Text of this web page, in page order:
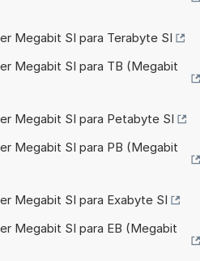
Megabit SI para Terabyte SI
Megabit SI para TB (Megabit
Megabit SI para Petabyte SI
Megabit SI para PB (Megabit
Megabit SI para Exabyte SI
Megabit SI para EB (Megabit